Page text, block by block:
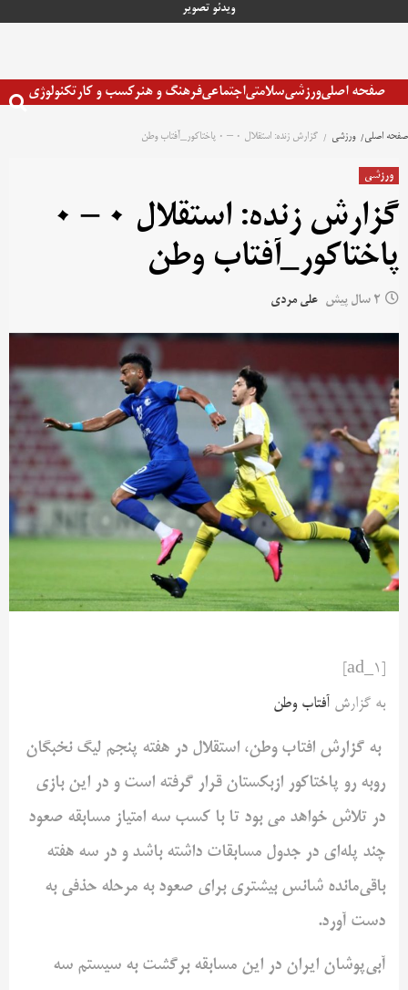
ویدئو تصویر
صفحه اصلیورزشیسلامتیاجتماعیفرهنگ و هنرکسب و کارتکنولوژی
صفحه اصلی ورزشی گزارش زنده: استقلال 0 – 0 پاختاکور_آفتاب وطن
ورزشی
گزارش زنده: استقلال 0 – 0
پاختاکور_آفتاب وطن
2 سال پیش علی مردی
به گزارش آفتاب وطن
به گزارش افتاب وطن، استقلال در هفته پنجم لیگ نخبگان
روبه رو پاختاکور ازبکستان قرار گرفته است و در این بازی
در تلاش خواهد می بود تا با کسب سه امتیاز مسابقه صعود
چند پله‌ای در جدول مسابقات داشته باشد و در سه هفته
باقی‌مانده شانس بیشتری برای صعود به مرحله حذفی به
دست آورد.
آبی‌پوشان ایران در این مسابقه برگشت به سیستم سه